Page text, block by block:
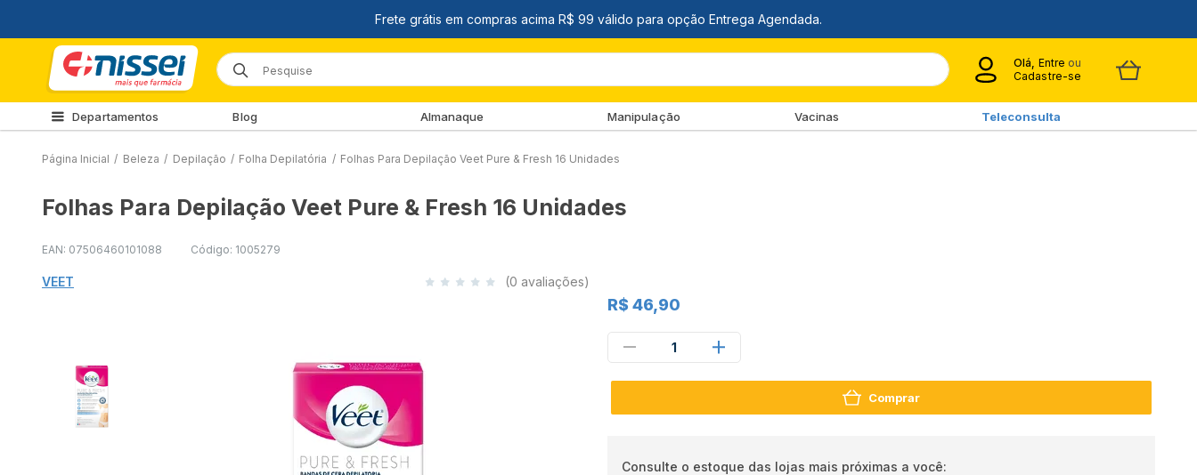
Olá, Entre ou
Cadastre-se
Departamentos Blog Almanaque Manipulação Vacinas Teleconsulta
Página Inicial / Beleza / Depilação / Folha Depilatória / Folhas Para Depilação Veet Pure & Fresh 16 Unidades
Folhas Para Depilação Veet Pure & Fresh 16 Unidades
EAN: 07506460101088 Código: 1005279
VEET (0 avaliações)
R$ 46,90
1
Comprar
Consulte o estoque das lojas mais próximas a você: